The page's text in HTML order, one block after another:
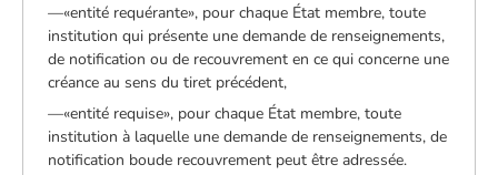
—«entité requérante», pour chaque État membre, toute
institution qui présente une demande de renseignements,
de notification ou de recouvrement en ce qui concerne une
créance au sens du tiret précédent,
—«entité requise», pour chaque État membre, toute
institution à laquelle une demande de renseignements, de
notification boude recouvrement peut être adressée.